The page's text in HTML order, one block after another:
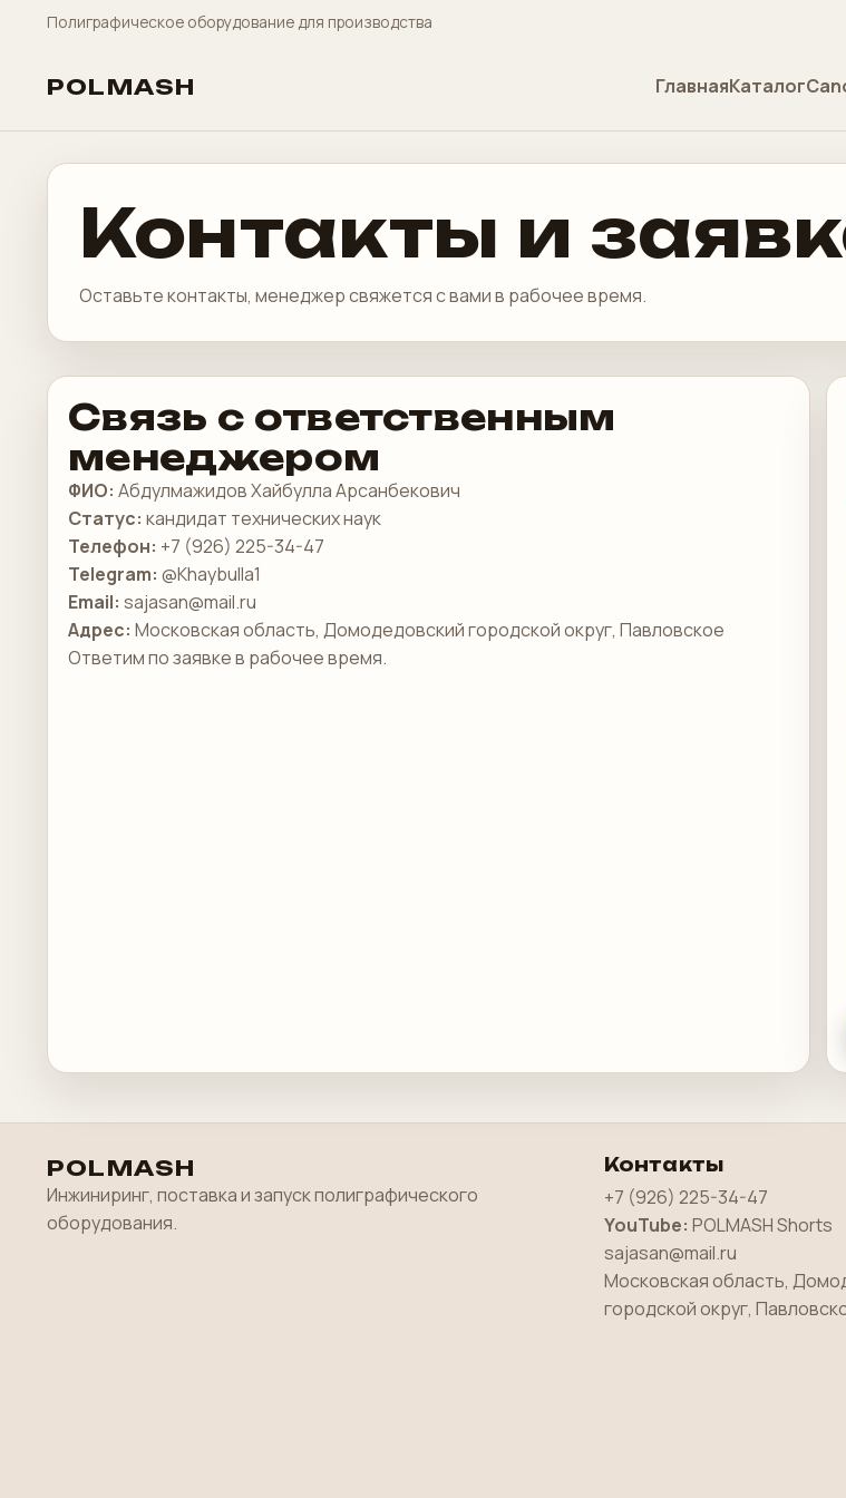
Полиграфическое оборудование для производства
POLMASH ГлавнаяКаталог
Контакты и
Оставьте контакты, менеджер свяжется с вами в рабочее время.
Связь с ответственным
менеджером
ФИО: Абдулмажидов Хайбулла Арсанбекович
Статус: кандидат технических наук
Телефон: +7 (926) 225-34-47
Telegram: @Khaybulla1
Email: sajasan@mail.ru
Адрес: Московская область, Домодедовский городской округ, Павловское
Ответим по заявке в рабочее время.
POLMASH
Инжиниринг, поставка и запуск полиграфического
оборудования.
Контакты
+7 (926) 225-34-47
YouTube: POLMASH Shorts
sajasan@mail.ru
Московская область,
городской округ,